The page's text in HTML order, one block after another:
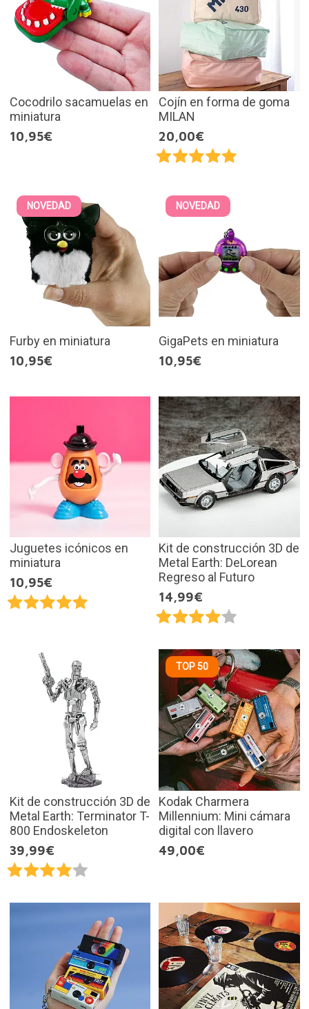
Cocodrilo sacamuelas en
miniatura
10,95€
Cojín en forma de goma
MILAN
20,00€
NOVEDAD
Furby en miniatura
10,95€
NOVEDAD
GigaPets en miniatura
10,95€
Juguetes icónicos en
miniatura
10,95€
Kit de construcción 3D de
Metal Earth: DeLorean
Regreso al Futuro
14,99€
Kit de construcción 3D de
Metal Earth: Terminator T-
800 Endoskeleton
39,99€
TOP 50
Kodak Charmera
Millennium: Mini cámara
digital con llavero
49,00€